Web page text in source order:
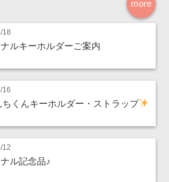
more
18
ルキーホルダーご案内
16
ちくんキーホルダー・ストラップ
12
ル記念品♪